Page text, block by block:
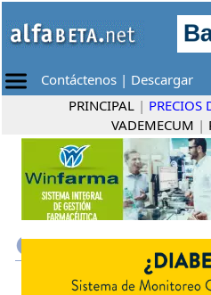
Contáctenos | Descargar
PRINCIPAL | PRECIOS
VADEMECUM |